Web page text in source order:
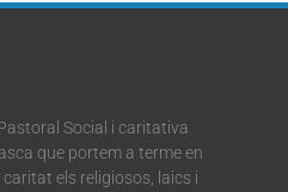
Social i caritativa
que portem a terme en
els religiosos, laics i